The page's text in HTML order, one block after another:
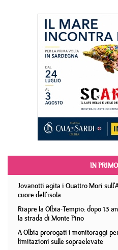
IN
Jovanotti agita i Quattro Mori
cuore dell'isola
Riapre la Olbia-Tempio: dopo 13
la strada di Monte Pino
A Olbia prorogati i monitoraggi
limitazioni sulle sopraelevate